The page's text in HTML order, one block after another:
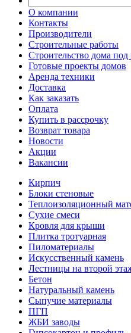
О компании
Контакты
Производители
Строительные работы
Строительство дома
Готовые проекты домов
Аренда техники
Доставка
Как заказать
Оплата
Купить в рассрочку
Возврат товара
Новости
Акции
Вакансии
Кирпич
Блоки стеновые
Теплоизоляционный
Сухие смеси
Кровля для крыши
Плитка тротуарная
Пиломатериалы
Искусственный камень
Лестницы на второй
Бетон
Натуральный камень
Сыпучие материалы
ПГП
ЖБИ заводы